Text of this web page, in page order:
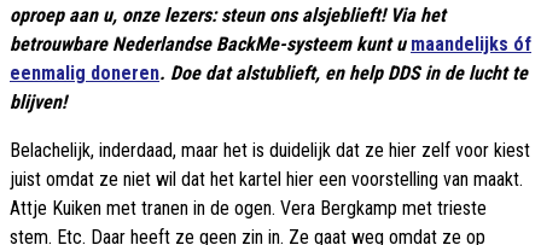
oproep aan u, onze lezers: steun ons alsjeblieft! Via het
betrouwbare Nederlandse BackMe-systeem kunt u maandelijks óf
eenmalig doneren. Doe dat alstublieft, en help DDS in de lucht te
blijven!
Belachelijk, inderdaad, maar het is duidelijk dat ze hier zelf voor kiest
juist omdat ze niet wil dat het kartel hier een voorstelling van maakt.
Attje Kuiken met tranen in de ogen. Vera Bergkamp met trieste
stem. Etc. Daar heeft ze geen zin in. Ze gaat weg omdat ze op